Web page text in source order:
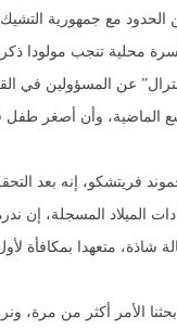
الحدود مع جمهورية
محلية تنجب مولودا
عن المسؤولين في
فريتشكو، إنه بعد
الميلاد المسجلة، إن
شاذة، متعهدا بمكافأة
الأمر أكثر من مرة،